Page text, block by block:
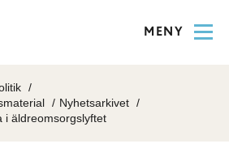
MENY
Nyhetsarkivet
i äldreomsorgslyftet